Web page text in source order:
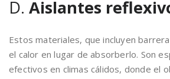
D. Aislantes
Estos materiales, que incluyen
el calor en lugar de absorberlo. Son
efectivos en climas cálidos, donde el